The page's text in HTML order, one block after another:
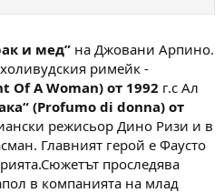
и мед” на Джовани Арпино.
римейк -
Of A Woman) от 1992 г.с Ал
(Profumo di donna) от
режисьор Дино Ризи и в
Главният герой е Фаусто
проследява
в компанията на млад